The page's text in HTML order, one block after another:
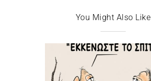
You Might Also Like